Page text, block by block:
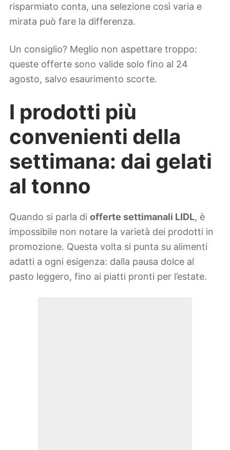
risparmiato conta, una selezione così varia e
mirata può fare la differenza.
Un consiglio? Meglio non aspettare troppo:
queste offerte sono valide solo fino al 24
agosto, salvo esaurimento scorte.
I prodotti più
convenienti della
settimana: dai gelati
al tonno
Quando si parla di offerte settimanali LIDL, è
impossibile non notare la varietà dei prodotti in
promozione. Questa volta si punta su alimenti
adatti a ogni esigenza: dalla pausa dolce al
pasto leggero, fino ai piatti pronti per l’estate.